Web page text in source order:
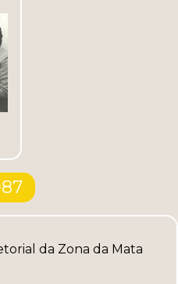
da Zona da Mata
Fora